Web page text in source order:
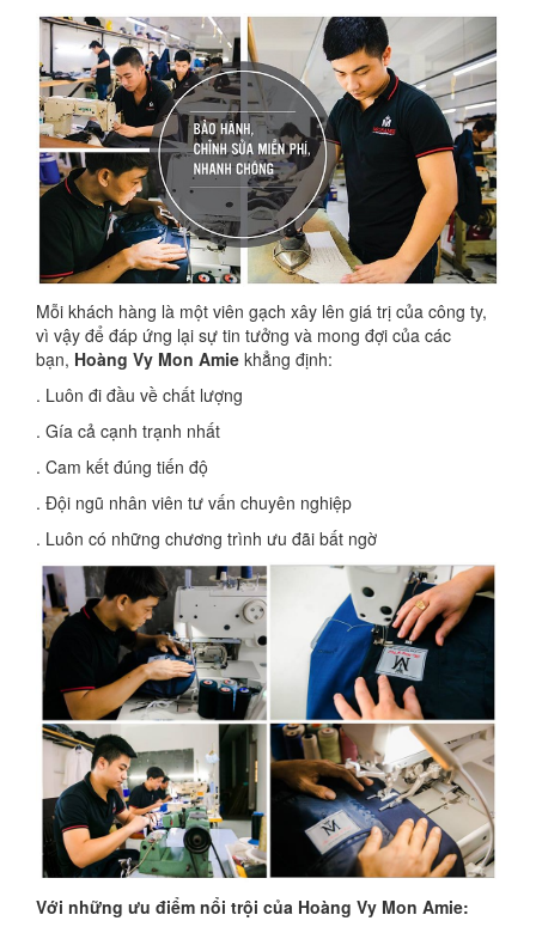
Mỗi khách hàng là một viên gạch xây lên giá trị của công ty,
vì vậy để đáp ứng lại sự tin tưởng và mong đợi của các
bạn, Hoàng Vy Mon Amie khẳng định:
. Luôn đi đầu về chất lượng
. Gía cả cạnh trạnh nhất
. Cam kết đúng tiến độ
. Đội ngũ nhân viên tư vấn chuyên nghiệp
. Luôn có những chương trình ưu đãi bất ngờ
Với những ưu điểm nổi trội của Hoàng Vy Mon Amie: